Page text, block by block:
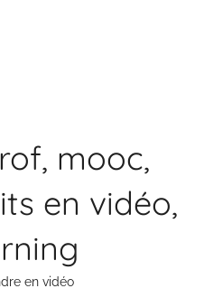
mooc,
en vidéo,
en vidéo